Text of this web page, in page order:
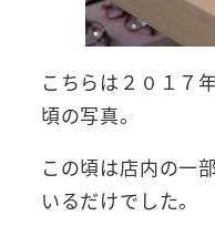
こちらは２０１７
頃の写真。
この頃は店内の一
いるだけでした。